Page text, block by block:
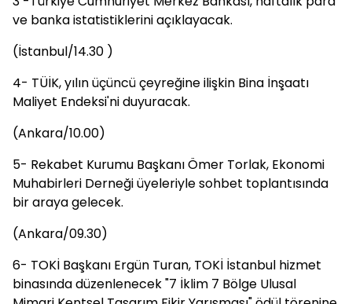
ve banka istatistiklerini açıklayacak.
(İstanbul/14.30 )
4- TÜİK, yılın üçüncü çeyreğine ilişkin Bina İnşaatı
Maliyet Endeksi'ni duyuracak.
(Ankara/10.00)
5- Rekabet Kurumu Başkanı Ömer Torlak, Ekonomi
Muhabirleri Derneği üyeleriyle sohbet toplantısında
bir araya gelecek.
(Ankara/09.30)
6- TOKİ Başkanı Ergün Turan, TOKİ İstanbul hizmet
binasında düzenlenecek "7 İklim 7 Bölge Ulusal